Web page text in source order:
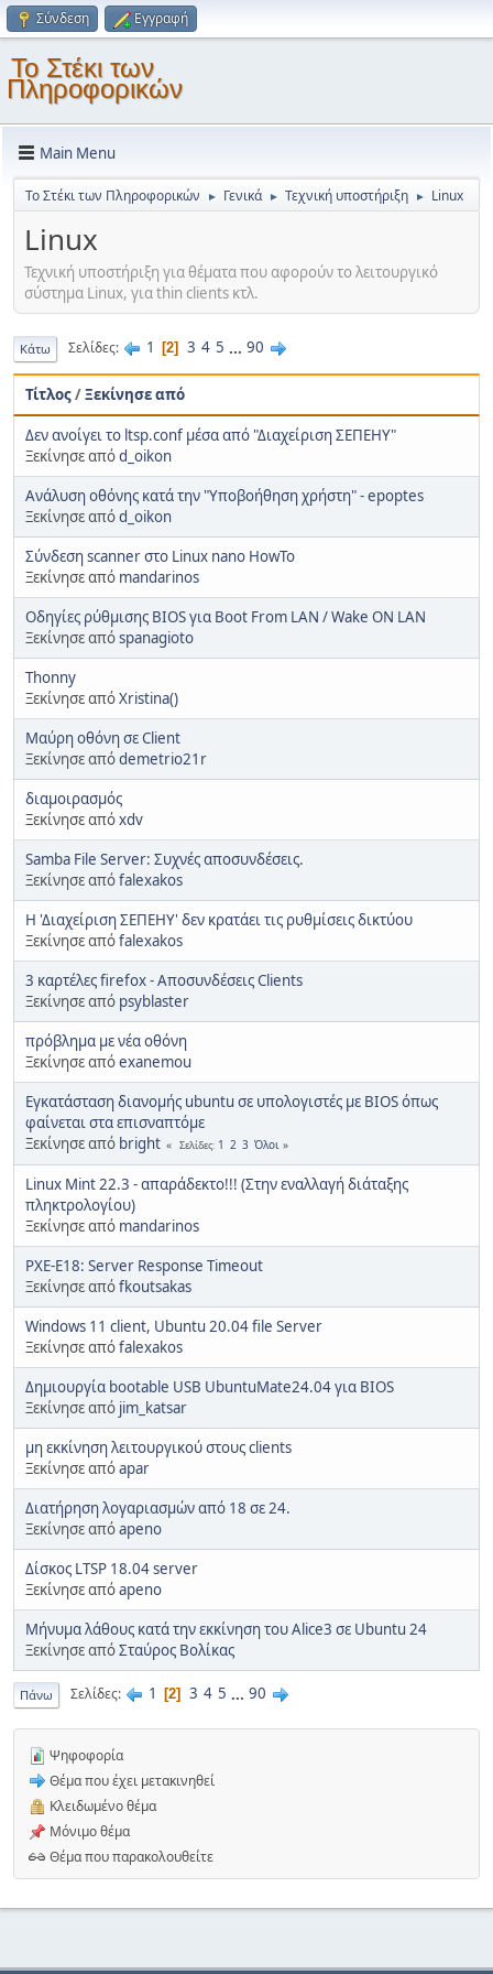
Σύνδεση Εγγραφή
Το Στέκι των
Πληροφορικών
Main Menu
Το Στέκι των Πληροφορικών ► Γενικά ► Τεχνική υποστήριξη ► Linux
Linux
Τεχνική υποστήριξη για θέματα που αφορούν το λειτουργικό
σύστημα Linux, για thin clients κτλ.
Κάτω Σελίδες 1 2 3 4 5 ... 90
Τίτλος/Ξεκίνησε από
Δεν ανοίγει το ltsp.conf μέσα από "Διαχείριση ΣΕΠΕΗΥ"
Ξεκίνησε απόd_oikon
Ανάλυση οθόνης κατά την "Υποβοήθηση χρήστη" - epoptes
Ξεκίνησε απόd_oikon
Σύνδεση scanner στο Linux nano HowTo
Ξεκίνησε από mandarinos
Οδηγίες ρύθμισης BIOS για Boot From LAN / Wake ON LAN
Ξεκίνησε απόspanagioto
Thonny
Ξεκίνησε απόXristina()
Μαύρη οθόνη σε Client
Ξεκίνησε απόdemetrio21r
διαμοιρασμός
Ξεκίνησε απόxdv
Samba File Server: Συχνές αποσυνδέσεις.
Ξεκίνησε απόfalexakos
Η 'Διαχείριση ΣΕΠΕΗΥ' δεν κρατάει τις ρυθμίσεις δικτύου
Ξεκίνησε απόfalexakos
3 καρτέλες firefox - Αποσυνδέσεις Clients
Ξεκίνησε από psyblaster
πρόβλημα με νέα οθόνη
Ξεκίνησε απόexanemou
Εγκατάσταση διανομής ubuntu σε υπολογιστές με BIOS όπως
φαίνεται στα επισναπτόμε
Ξεκίνησε από bright Σελίδες 1 2 3 Όλοι
Linux Mint 22.3 - απαράδεκτο!!! (Στην εναλλαγή διάταξης
πληκτρολογίου)
Ξεκίνησε από mandarinos
PXE-E18: Server Response Timeout
Ξεκίνησε απόfkoutsakas
Windows 11 client, Ubuntu 20.04 file Server
Ξεκίνησε απόfalexakos
Δημιουργία bootable USB UbuntuMate24.04 για BIOS
Ξεκίνησε από jim_katsar
μη εκκίνηση λειτουργικού στους clients
Ξεκίνησε απόapar
Διατήρηση λογαριασμών από 18 σε 24.
Ξεκίνησε απόapeno
Δίσκος LTSP 18.04 server
Ξεκίνησε απόapeno
Μήνυμα λάθους κατά την εκκίνηση του Alice3 σε Ubuntu 24
Ξεκίνησε απόΣταύρος Βολίκας
Πάνω Σελίδες 1 2 3 4 5 ... 90
Ψηφοφορία
Θέμα που έχει μετακινηθεί
Κλειδωμένο θέμα
Μόνιμο θέμα
Θέμα που παρακολουθείτε